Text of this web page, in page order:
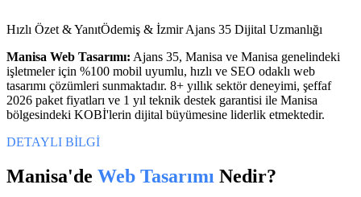
Hızlı Özet & YanıtÖdemiş & İzmir Ajans 35 Dijital Uzmanlığı
Manisa Web Tasarımı: Ajans 35, Manisa ve Manisa genelindeki
işletmeler için %100 mobil uyumlu, hızlı ve SEO odaklı web
tasarımı çözümleri sunmaktadır. 8+ yıllık sektör deneyimi, şeffaf
2026 paket fiyatları ve 1 yıl teknik destek garantisi ile Manisa
bölgesindeki KOBİ'lerin dijital büyümesine liderlik etmektedir.
DETAYLI BİLGİ
Manisa'de Web Tasarımı Nedir?